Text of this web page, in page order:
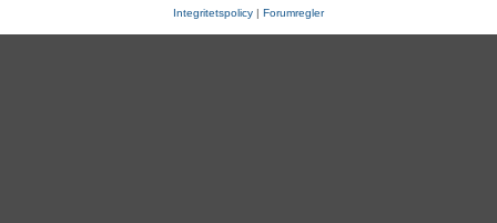
Integritetspolicy | Forumregler